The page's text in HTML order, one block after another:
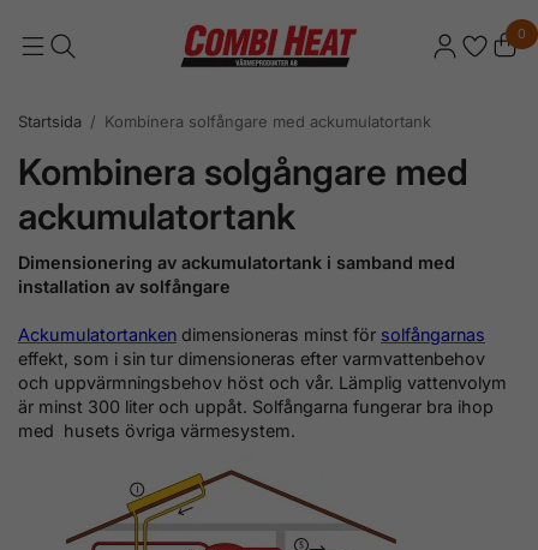
0
Startsida / Kombinera solfångare med ackumulatortank
Kombinera solgångare med
ackumulatortank
Dimensionering av ackumulatortank i samband med
installation av solfångare
Ackumulatortanken dimensioneras minst för solfångarnas
effekt, som i sin tur dimensioneras efter varmvattenbehov
och uppvärmningsbehov höst och vår. Lämplig vattenvolym
är minst 300 liter och uppåt. Solfångarna fungerar bra ihop
med husets övriga värmesystem.